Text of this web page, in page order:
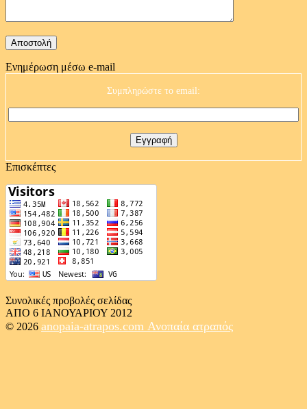
Ενημέρωση μέσω e-mail
Συμπληρώστε το email:
Επισκέπτες
Συνολικές προβολές σελίδας
ΑΠΟ 6 ΙΑΝΟΥΑΡΙΟΥ 2012
© 2026 anopaia-atrapos.com Ανοπαία ατραπός